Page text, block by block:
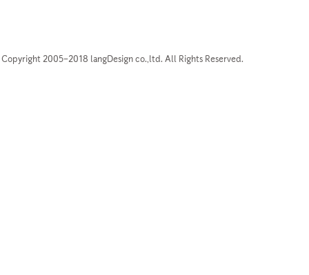
Copyright 2005–2018 langDesign co.,ltd. All Rights Reserved.